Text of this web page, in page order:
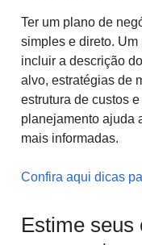
Ter um plano de
simples e direto.
incluir a descrição
alvo, estratégias de
estrutura de custos
planejamento ajuda
mais informadas.
Confira aqui dicas
Estime seus